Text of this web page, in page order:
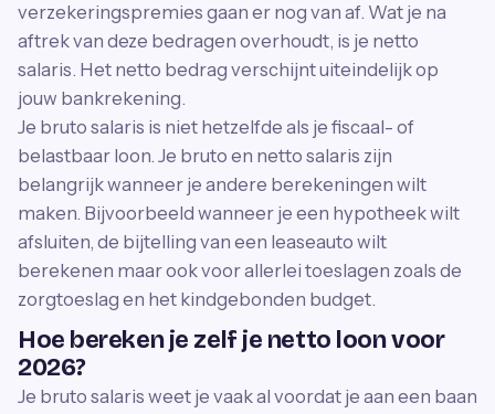
verzekeringspremies gaan er nog van af. Wat je na
aftrek van deze bedragen overhoudt, is je netto
salaris. Het netto bedrag verschijnt uiteindelijk op
jouw bankrekening.
Je bruto salaris is niet hetzelfde als je fiscaal- of
belastbaar loon. Je bruto en netto salaris zijn
belangrijk wanneer je andere berekeningen wilt
maken. Bijvoorbeeld wanneer je een hypotheek wilt
afsluiten, de bijtelling van een leaseauto wilt
berekenen maar ook voor allerlei toeslagen zoals de
zorgtoeslag en het kindgebonden budget.
Hoe bereken je zelf je netto loon voor
2026?
Je bruto salaris weet je vaak al voordat je aan een baan